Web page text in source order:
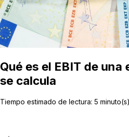
Qué es el EBIT de una
se calcula
Tiempo estimado de lectura: 5 minuto(s)